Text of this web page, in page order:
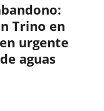
Trino en
urgente
aguas